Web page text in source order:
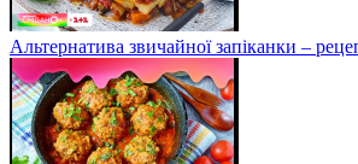
Альтернатива звичайної запіканки –